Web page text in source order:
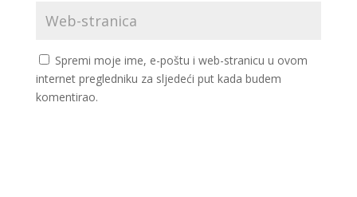
Spremi moje ime, e-poštu i web-stranicu u ovom
internet pregledniku za sljedeći put kada budem
komentirao.